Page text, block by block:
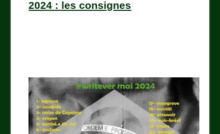
2024 : les consignes